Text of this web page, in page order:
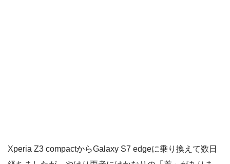
Xperia Z3 compactからGalaxy S7 edgeに乗り換えて数日